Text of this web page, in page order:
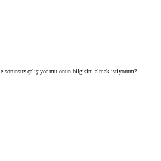
sorunsuz çalışıyor mu onun bilgisini almak istiyorum?